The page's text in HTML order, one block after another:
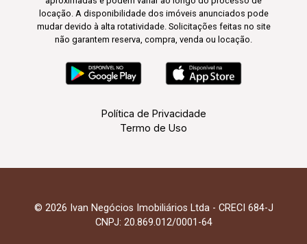
locação. A disponibilidade dos imóveis anunciados pode
mudar devido à alta rotatividade. Solicitações feitas no site
não garantem reserva, compra, venda ou locação.
Política de Privacidade
Termo de Uso
© 2026 Ivan Negócios Imobiliários Ltda - CRECI 684-J
CNPJ: 20.869.012/0001-64